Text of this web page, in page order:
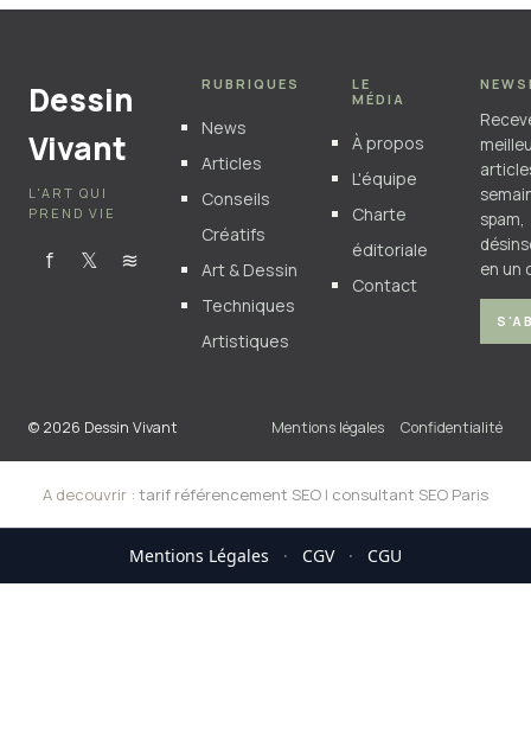
Dessin
Vivant
L'ART QUI
PREND VIE
f 𝕏 ≋
RUBRIQUES
News
Articles
Conseils
Créatifs
Art & Dessin
Techniques
Artistiques
LE
MÉDIA
À propos
L'équipe
Charte
éditoriale
Contact
spam,
en un
© 2026 Dessin Vivant Mentions légales Confidentialité
A decouvrir : tarif référencement SEO | consultant SEO Paris
Mentions Légales · CGV · CGU